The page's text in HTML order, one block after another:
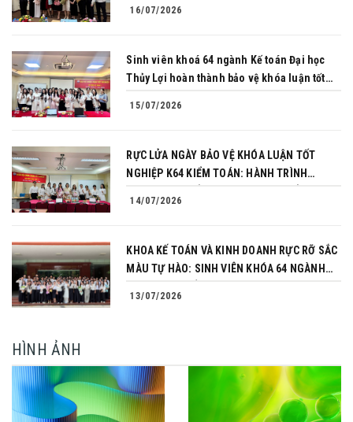
16/07/2026
Sinh viên khoá 64 ngành Kế toán Đại học
Thủy Lợi hoàn thành bảo vệ khóa luận tốt
15/07/2026
RỰC LỬA NGÀY BẢO VỆ KHÓA LUẬN TỐT
NGHIỆP K64 KIỂM TOÁN: HÀNH TRÌNH
14/07/2026
KHOA KẾ TOÁN VÀ KINH DOANH RỰC RỠ SẮC
MÀU TỰ HÀO: SINH VIÊN KHÓA 64 NGÀNH
13/07/2026
HÌNH ẢNH